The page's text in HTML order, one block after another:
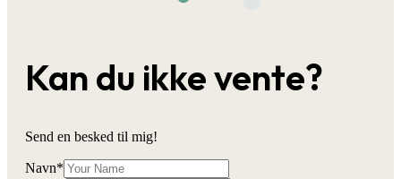
Kan du ikke vente?
Send en besked til mig!
Navn*